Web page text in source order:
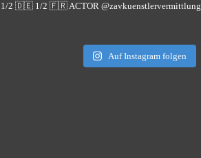
1/2 🇩🇪 1/2 🇫🇷 ACTOR @zavkuenstlervermittlung
Auf Instagram folgen